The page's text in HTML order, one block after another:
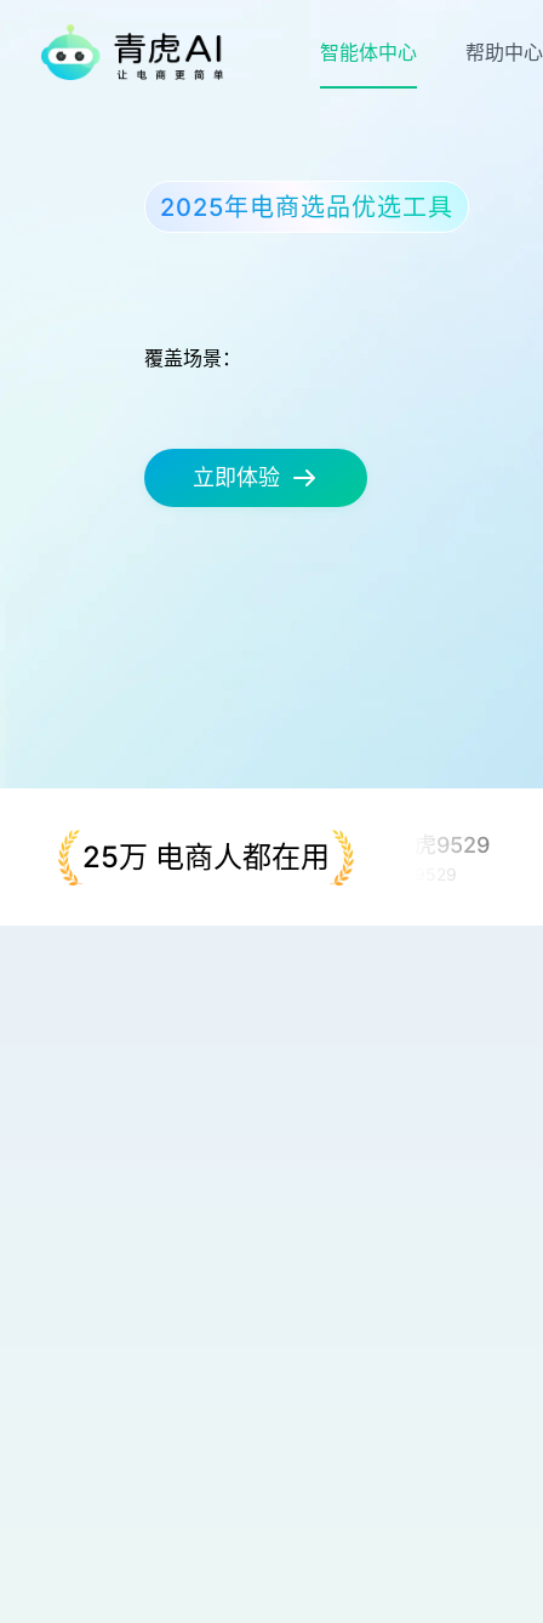
智能体中心 帮助中心
2025年电商选品优选工具
覆盖场景：
立即体验
25万 电商人都在用
青虎1869
ID:1869
青虎9529